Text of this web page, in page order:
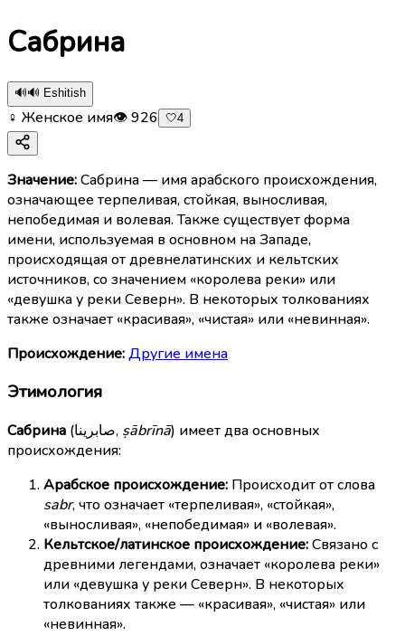
Сабрина
🔊🔊 Eshitish
♀ Женское имя👁926 🤍4
Значение:Сабрина — имя арабского происхождения,
означающее терпеливая, стойкая, выносливая,
непобедимая и волевая. Также существует форма
имени, используемая в основном на Западе,
происходящая от древнелатинских и кельтских
источников, со значением «королева реки» или
«девушка у реки Северн». В некоторых толкованиях
также означает «красивая», «чистая» или «невинная».
Происхождение:Другие имена
Этимология
Сабрина (صابرينا, ṣābrīnā) имеет два основных
происхождения:
Арабское происхождение: Происходит от слова
sabr, что означает «терпеливая», «стойкая»,
«выносливая», «непобедимая» и «волевая».
Кельтское/латинское происхождение:Связано с
древними легендами, означает «королева реки»
или «девушка у реки Северн». В некоторых
толкованиях также — «красивая», «чистая» или
«невинная».